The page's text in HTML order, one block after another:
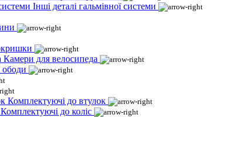
Інші деталі гальмівної системи
Камери для велосипеда
ободи
Комплектуючі до втулок
Комплектуючі до коліс